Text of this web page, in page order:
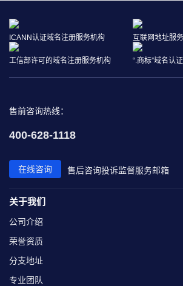
ICANN认证域名注册服务机构 互联网地址服
工信部许可的域名注册服务机构 “.商标”域名认
售前咨询热线：
400-628-1118
在线咨询 售后咨询投诉监督服务邮箱
关于我们
公司介绍
荣誉资质
分支地址
专业团队